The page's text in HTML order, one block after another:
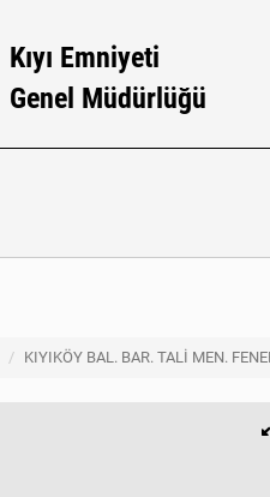
Kıyı Emniyeti
Genel Müdürlüğü
KIYIKÖY BAL. BAR. TALİ MEN.